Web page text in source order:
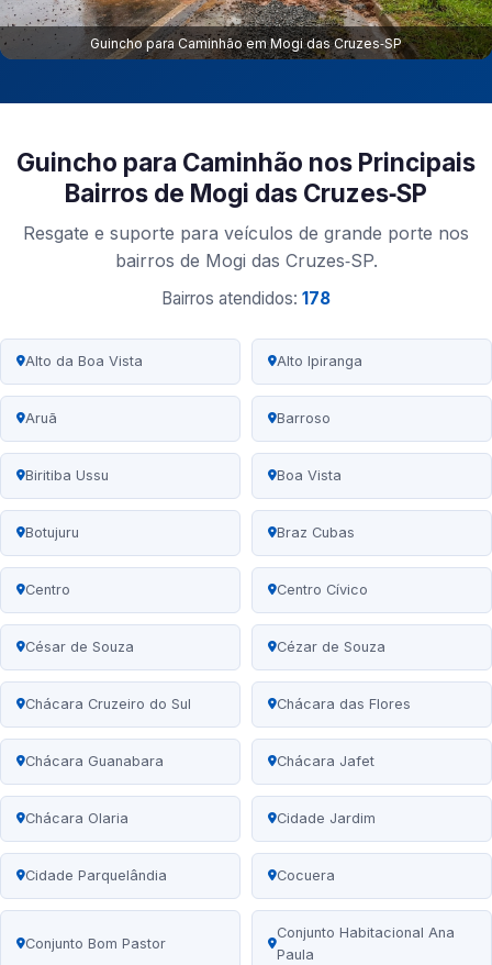
Guincho para Caminhão em Mogi das Cruzes‑SP
Guincho para Caminhão nos Principais
Bairros de Mogi das Cruzes‑SP
Resgate e suporte para veículos de grande porte nos
bairros de Mogi das Cruzes‑SP.
Bairros atendidos: 178
Alto da Boa Vista Alto Ipiranga
Aruã Barroso
Biritiba Ussu Boa Vista
Botujuru Braz Cubas
Centro Centro Cívico
César de Souza Cézar de Souza
Chácara Cruzeiro do Sul Chácara das Flores
Chácara Guanabara Chácara Jafet
Chácara Olaria Cidade Jardim
Cidade Parquelândia Cocuera
Conjunto Bom Pastor
Conjunto Habitacional Ana
Paula